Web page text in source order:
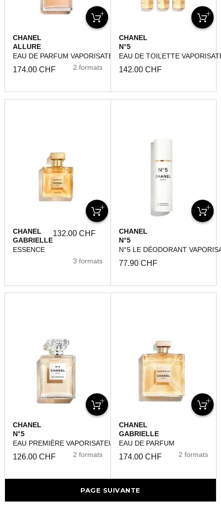
CHANEL
ALLURE
EAU DE PARFUM VAPORISATEUR
174.00 CHF 2 formats
CHANEL
N°5
EAU DE TOILETTE
142.00 CHF
CHANEL
GABRIELLE
ESSENCE
132.00 CHF
3 formats
CHANEL
N°5
N°5 LE DÉODORANT
77.90 CHF
CHANEL
N°5
EAU PREMIÈRE VAPORISATEUR
126.00 CHF 2 formats
CHANEL
GABRIELLE
EAU DE PARFUM
174.00 CHF 2 formats
PAGE SUIVANTE